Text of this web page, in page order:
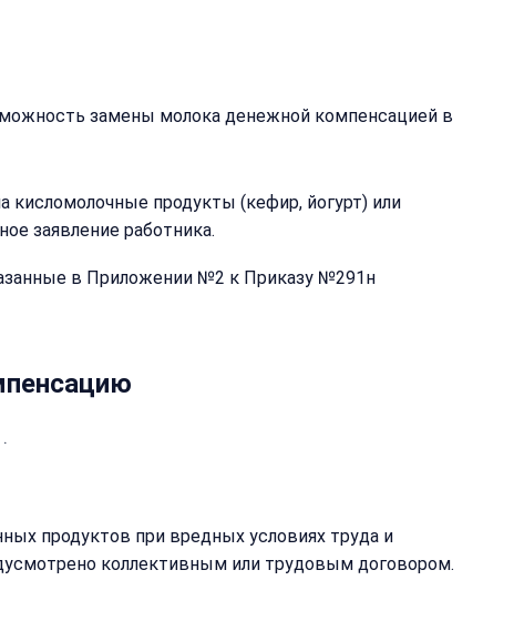
замены молока денежной компенсацией в
кисломолочные продукты (кефир, йогурт) или
заявление работника.
в Приложении №2 к Приказу №291н
продуктов при вредных условиях труда и
коллективным или трудовым договором.